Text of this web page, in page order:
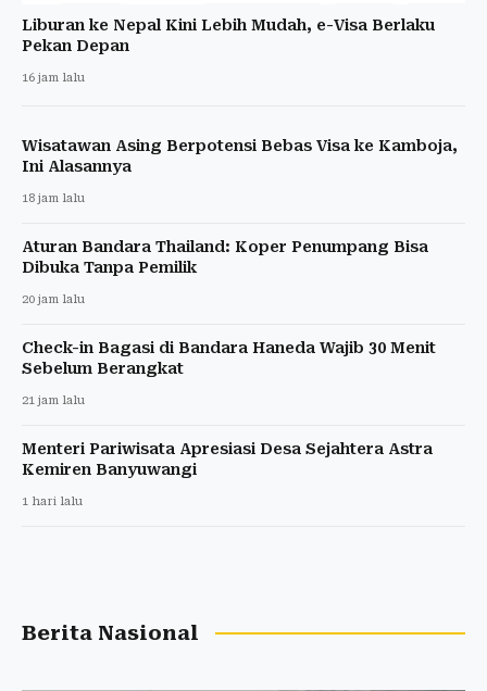
Liburan ke Nepal Kini Lebih Mudah, e-Visa Berlaku
Pekan Depan
16 jam lalu
Wisatawan Asing Berpotensi Bebas Visa ke Kamboja,
Ini Alasannya
18 jam lalu
Aturan Bandara Thailand: Koper Penumpang Bisa
Dibuka Tanpa Pemilik
20 jam lalu
Check-in Bagasi di Bandara Haneda Wajib 30 Menit
Sebelum Berangkat
21 jam lalu
Menteri Pariwisata Apresiasi Desa Sejahtera Astra
Kemiren Banyuwangi
1 hari lalu
Berita Nasional